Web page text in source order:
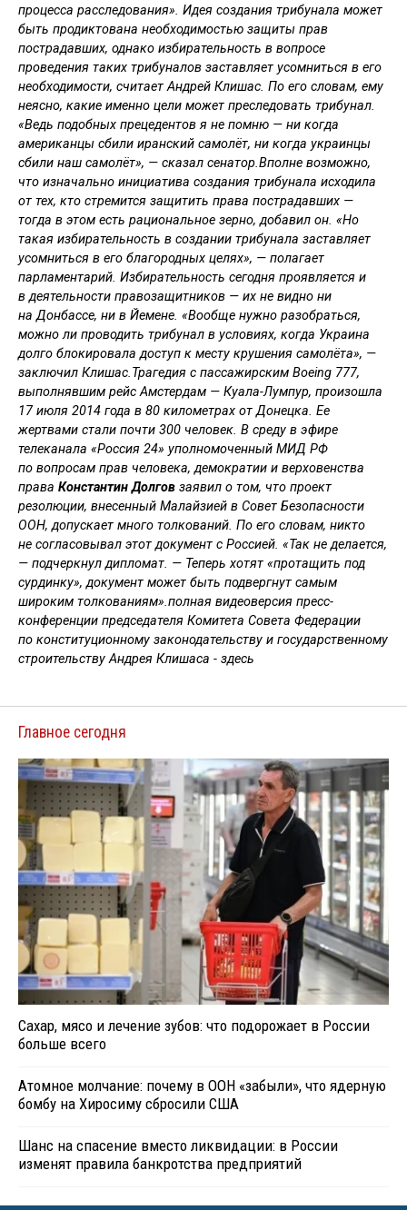
процесса расследования». Идея создания трибунала может
быть продиктована необходимостью защиты прав
пострадавших, однако избирательность в вопросе
проведения таких трибуналов заставляет усомниться в его
необходимости, считает Андрей Клишас. По его словам, ему
неясно, какие именно цели может преследовать трибунал.
«Ведь подобных прецедентов я не помню — ни когда
американцы сбили иранский самолёт, ни когда украинцы
сбили наш самолёт», — сказал сенатор.Вполне возможно,
что изначально инициатива создания трибунала исходила
от тех, кто стремится защитить права пострадавших —
тогда в этом есть рациональное зерно, добавил он. «Но
такая избирательность в создании трибунала заставляет
усомниться в его благородных целях», — полагает
парламентарий. Избирательность сегодня проявляется и
в деятельности правозащитников — их не видно ни
на Донбассе, ни в Йемене. «Вообще нужно разобраться,
можно ли проводить трибунал в условиях, когда Украина
долго блокировала доступ к месту крушения самолёта», —
заключил Клишас.Трагедия с пассажирским Boeing 777,
выполнявшим рейс Амстердам — Куала-Лумпур, произошла
17 июля 2014 года в 80 километрах от Донецка. Ее
жертвами стали почти 300 человек. В среду в эфире
телеканала «Россия 24» уполномоченный МИД РФ
по вопросам прав человека, демократии и верховенства
права Константин Долгов заявил о том, что проект
резолюции, внесенный Малайзией в Совет Безопасности
ООН, допускает много толкований. По его словам, никто
не согласовывал этот документ с Россией. «Так не делается,
— подчеркнул дипломат. — Теперь хотят «протащить под
сурдинку», документ может быть подвергнут самым
широким толкованиям».полная видеоверсия пресс-
конференции председателя Комитета Совета Федерации
по конституционному законодательству и государственному
строительству Андрея Клишаса - здесь
Главное сегодня
Сахар, мясо и лечение зубов: что подорожает в России
больше всего
Атомное молчание: почему в ООН «забыли», что ядерную
бомбу на Хиросиму сбросили США
Шанс на спасение вместо ликвидации: в России
изменят правила банкротства предприятий